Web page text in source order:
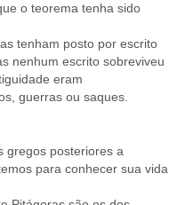
o teorema tenha sido
tenham posto por escrito
nenhum escrito sobreviveu
eram
guerras ou saques.
gregos posteriores a
para conhecer sua vida